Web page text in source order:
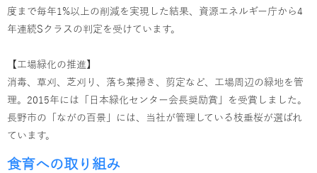
度まで毎年1%以上の削減を実現した結果、資源エネルギー庁から4
年連続Sクラスの判定を受けています。
【工場緑化の推進】
消毒、草刈、芝刈り、落ち葉掃き、剪定など、工場周辺の緑地を管
理。2015年には「日本緑化センター会長奨励賞」を受賞しました。
長野市の「ながの百景」には、当社が管理している枝垂桜が選ばれ
ています。
食育への取り組み